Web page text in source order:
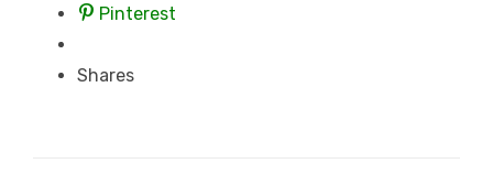
Pinterest
Shares